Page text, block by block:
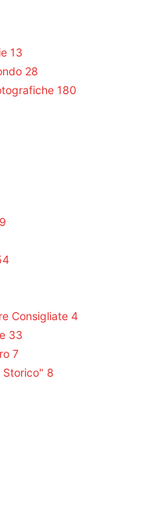
13
28
180
9
Consigliate 4
33
7
Storico" 8